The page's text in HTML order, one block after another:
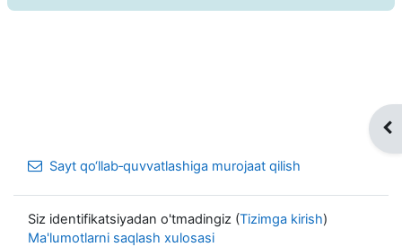
Sayt qo‘llab‑quvvatlashiga murojaat qilish
Siz identifikatsiyadan o'tmadingiz (Tizimga kirish)
Ma'lumotlarni saqlash xulosasi